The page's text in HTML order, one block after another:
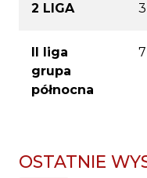
2 LIGA 3
II liga
grupa
północna
7
OSTATNIE